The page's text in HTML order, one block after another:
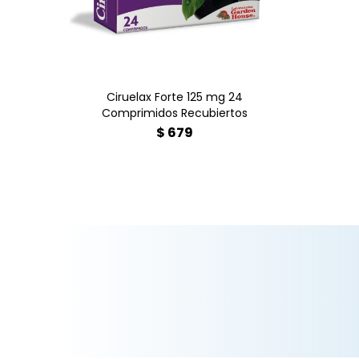
Sen. Encuéntralo en Farmacia
Goes.
Ciruelax Forte 125 mg 24
Comprimidos Recubiertos
$ 679